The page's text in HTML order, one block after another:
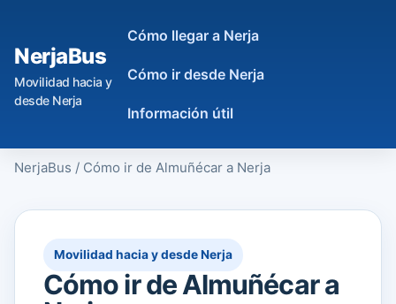
NerjaBus
Movilidad hacia y
desde Nerja
Cómo llegar a Nerja
Cómo ir desde Nerja
Información útil
NerjaBus / Cómo ir de Almuñécar a Nerja
Movilidad hacia y desde Nerja
Cómo ir de Almuñécar a